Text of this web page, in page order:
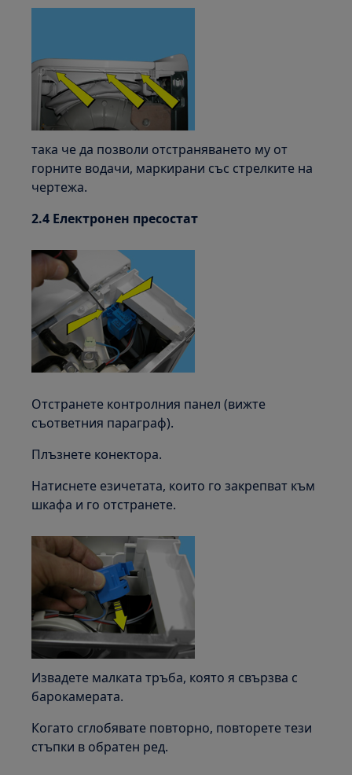
така че да позволи отстраняването му от
горните водачи, маркирани със стрелките на
чертежа.
2.4 Електронен пресостат
Отстранете контролния панел (вижте
съответния параграф).
Плъзнете конектора.
Натиснете езичетата, които го закрепват към
шкафа и го отстранете.
Извадете малката тръба, която я свързва с
барокамерата.
Когато сглобявате повторно, повторете тези
стъпки в обратен ред.